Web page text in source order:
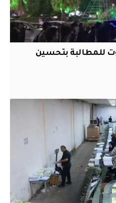
للمطالبة بتحسين